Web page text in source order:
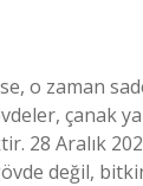
o zaman
çanak
28 Aralık
değil,